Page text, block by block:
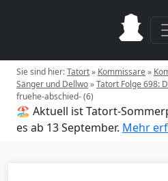
Sie sind hier:Tatort» Kommissare»
Sänger und Dellwo»Tatort Folge 698:
fruehe-abschied- (6)
🏖️ Aktuell ist Tatort-
es ab 13 September. Mehr